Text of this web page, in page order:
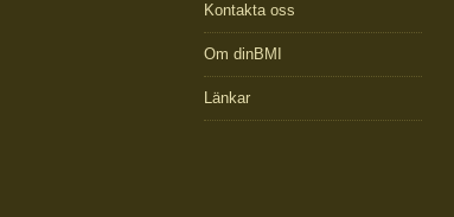
Kontakta oss
Om dinBMI
Länkar